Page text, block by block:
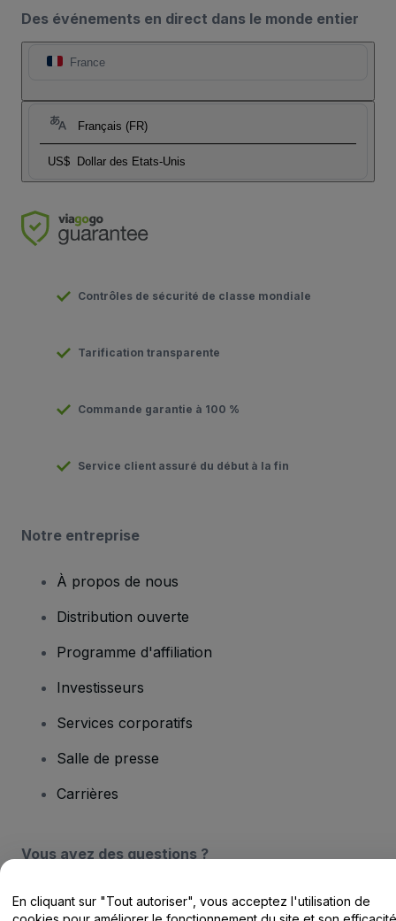
Des événements en direct dans le monde entier
France
Français (FR)
US$ Dollar des Etats-Unis
Contrôles de sécurité de classe mondiale
Tarification transparente
Commande garantie à 100 %
Service client assuré du début à la fin
Notre entreprise
À propos de nous
Distribution ouverte
Programme d'affiliation
Investisseurs
Services corporatifs
Salle de presse
Carrières
Vous avez des questions ?
Centre d'assistance / Nous contacter
En cliquant sur "Tout autoriser", vous acceptez l'utilisation de